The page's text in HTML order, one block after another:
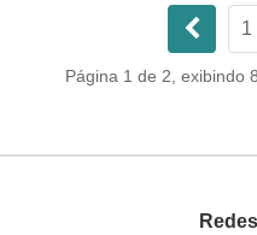
Página 1 de 2, exibindo